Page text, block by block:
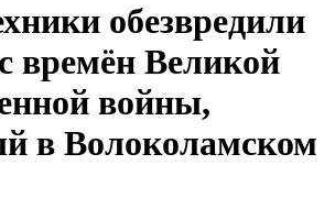
обезвредили
времён Великой
войны,
в Волоколамском